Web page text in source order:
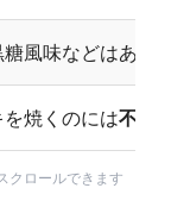
風味などはあり
焼くのには不向